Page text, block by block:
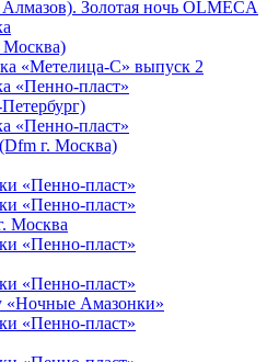
Золотая ночь OLMECA
Москва)
«Метелица-С» выпуск 2
«Пенно-пласт»
«Пенно-пласт»
г. Москва)
«Пенно-пласт»
«Пенно-пласт»
Москва
«Пенно-пласт»
«Пенно-пласт»
«Ночные Амазонки»
«Пенно-пласт»